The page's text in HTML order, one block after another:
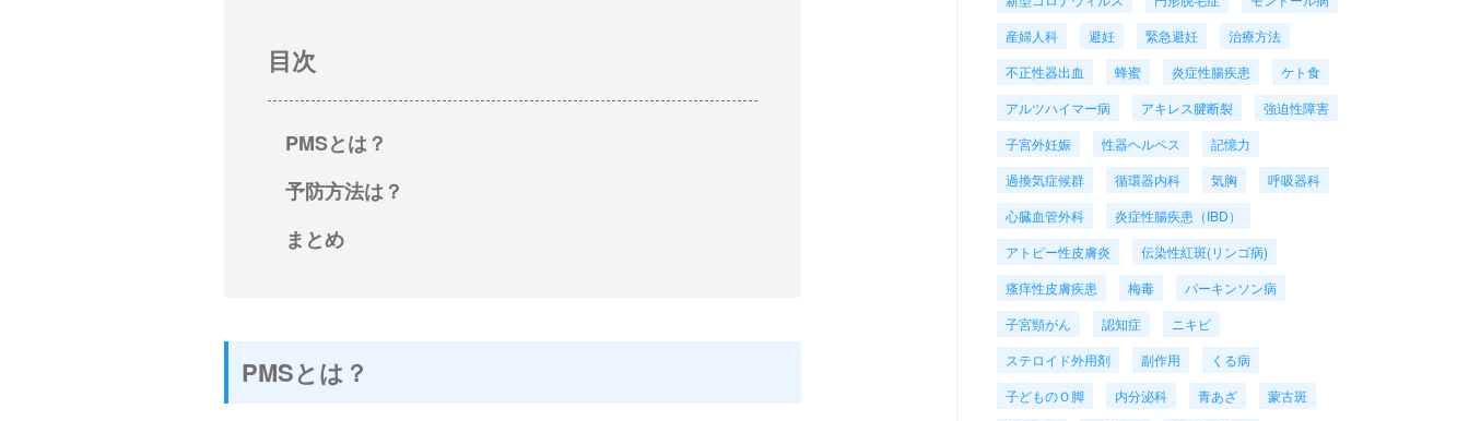
目次
PMSとは？
予防方法は？
まとめ
PMSとは？
産婦人科
避妊 緊急避妊
治療方法
不正性器出血
蜂蜜 炎症性腸疾患
ケト食
アルツハイマー病
アキレス腱断裂
強迫性障害
子宮外妊娠
性器ヘルペス
記憶力
過換気症候群
循環器内科 気胸
呼吸器科
心臓血管外科
炎症性腸疾患（IBD）
アトピー性皮膚炎
伝染性紅斑(リンゴ病)
瘙痒性皮膚疾患
梅毒
パーキンソン病
子宮頸がん
認知症
ニキビ
ステロイド外用剤
副作用
くる病
子どものＯ脚
内分泌科 青あざ
蒙古斑